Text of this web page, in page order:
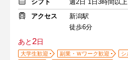
シフト
週2日 1日3時間以上
アクセス
新潟駅
徒歩6分
あと2日
大学生歓迎 副業・Ｗワーク歓迎
シ